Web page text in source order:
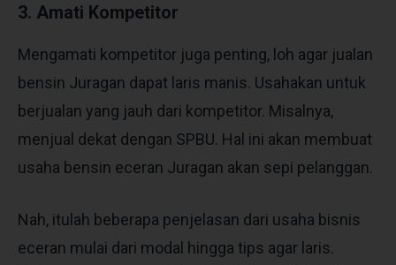
3. Amati Kompetitor
Mengamati kompetitor juga penting, loh agar jualan
bensin Juragan dapat laris manis. Usahakan untuk
berjualan yang jauh dari kompetitor. Misalnya,
menjual dekat dengan SPBU. Hal ini akan membuat
usaha bensin eceran Juragan akan sepi pelanggan.
Nah, itulah beberapa penjelasan dari usaha bisnis
eceran mulai dari modal hingga tips agar laris.